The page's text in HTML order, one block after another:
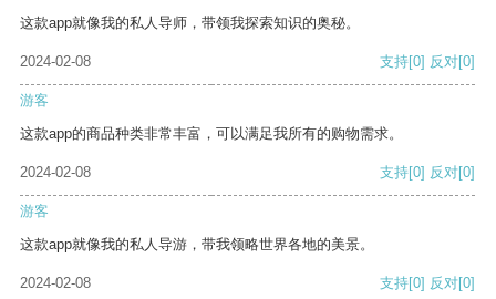
这款app就像我的私人导师，带领我探索知识的奥秘。
2024-02-08 支持[0] 反对[0]
游客
这款app的商品种类非常丰富，可以满足我所有的购物需求。
2024-02-08 支持[0] 反对[0]
游客
这款app就像我的私人导游，带我领略世界各地的美景。
2024-02-08 支持[0] 反对[0]